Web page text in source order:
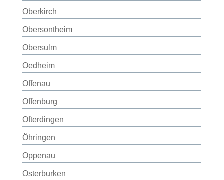
Oberkirch
Obersontheim
Obersulm
Oedheim
Offenau
Offenburg
Ofterdingen
Öhringen
Oppenau
Osterburken